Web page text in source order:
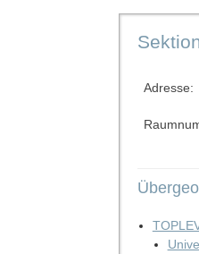
Adresse: